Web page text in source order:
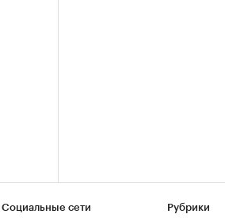
Социальные сети Рубрики